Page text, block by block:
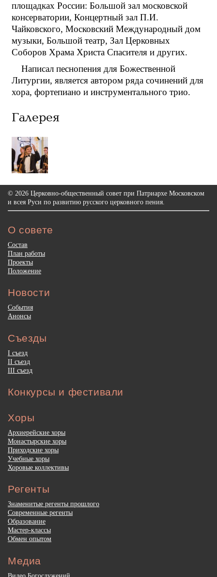
площадках России: Большой зал московской
консерватории, Концертный зал П.И.
Чайковского, Московский Международный дом
музыки, Большой театр, Зал Церковных
Соборов Храма Христа Спасителя и других.
Написал песнопения для Божественной
Литургии, является автором ряда сочинений для
хора, фортепиано и инструментального трио.
Галерея
© 2026 Церковно-общественный совет при Патриархе Московском
и всея Руси по развитию русского церковного пения.
О совете
Состав
План работы
Проекты
Положение
Новости
События
Анонсы
Съезды
I съезд
II съезд
III съезд
Конкурсы и фестивали
Хоры
Архиерейские хоры
Монастырские хоры
Приходские хоры
Учебные хоры
Хоровые коллективы
Регенты
Знаменитые регенты прошлого
Современные регенты
Образование
Мастер-классы
Обмен опытом
Медиа
Видео Богослужений